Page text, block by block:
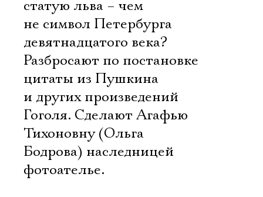
статую льва – чем
не символ Петербурга
девятнадцатого века?
Разбросают по постановке
цитаты из Пушкина
и других произведений
Гоголя. Сделают Агафью
Тихоновну (Ольга
Бодрова) наследницей
фотоателье.